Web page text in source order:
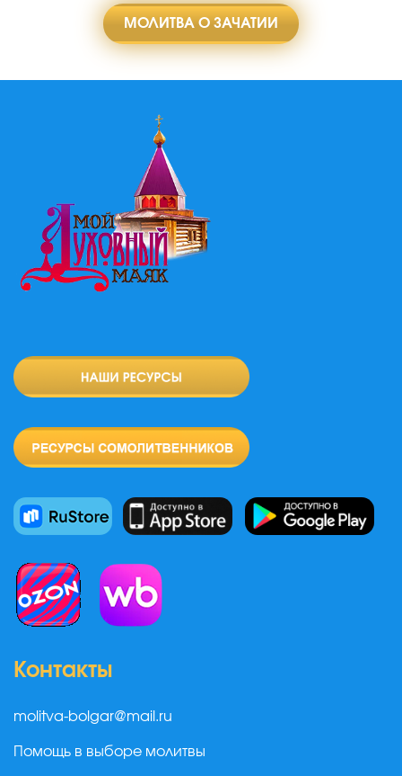
МОЛИТВА О ЗАЧАТИИ
Контакты
molitva-bolgar@mail.ru
Помощь в выборе молитвы